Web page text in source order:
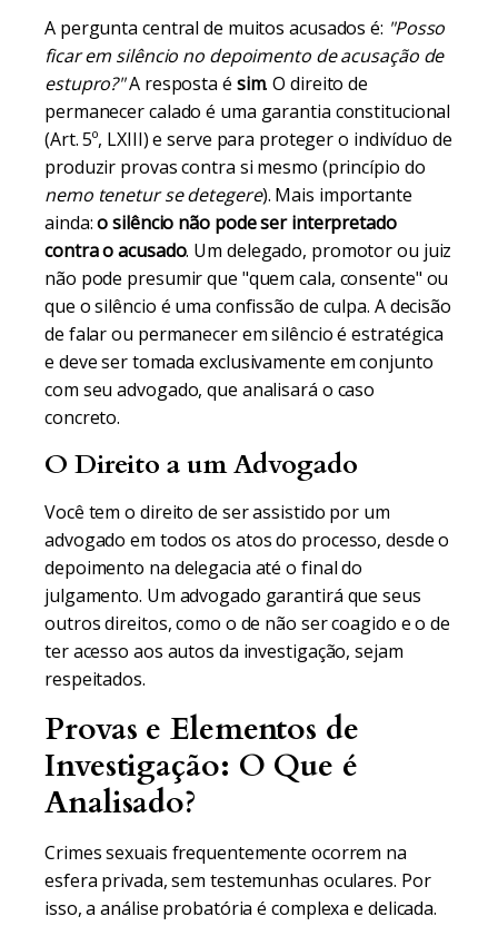
A pergunta central de muitos acusados é: "Posso
ficar em silêncio no depoimento de acusação de
estupro?"A resposta é sim. O direito de
permanecer calado é uma garantia constitucional
(Art. 5º, LXIII) e serve para proteger o indivíduo de
produzir provas contra si mesmo (princípio do
nemo tenetur se detegere). Mais importante
ainda:o silêncio não pode ser interpretado
contra o acusado. Um delegado, promotor ou juiz
não pode presumir que "quem cala, consente" ou
que o silêncio é uma confissão de culpa. A decisão
de falar ou permanecer em silêncio é estratégica
e deve ser tomada exclusivamente em conjunto
com seu advogado, que analisará o caso
concreto.
O Direito a um Advogado
Você tem o direito de ser assistido por um
advogado em todos os atos do processo, desde o
depoimento na delegacia até o final do
julgamento. Um advogado garantirá que seus
outros direitos, como o de não ser coagido e o de
ter acesso aos autos da investigação, sejam
respeitados.
Provas e Elementos de
Investigação: O Que é
Analisado?
Crimes sexuais frequentemente ocorrem na
esfera privada, sem testemunhas oculares. Por
isso, a análise probatória é complexa e delicada.